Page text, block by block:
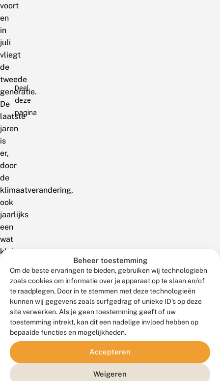
Beheer toestemming
Om de beste ervaringen te bieden, gebruiken wij technologieën
zoals cookies om informatie over je apparaat op te slaan en/of
te raadplegen. Door in te stemmen met deze technologieën
kunnen wij gegevens zoals surfgedrag of unieke ID's op deze
site verwerken. Als je geen toestemming geeft of uw
toestemming intrekt, kan dit een nadelige invloed hebben op
bepaalde functies en mogelijkheden.
Accepteren
Weigeren
voort
en
in
juli
vliegt
de
tweede
generatie.
De
laatste
jaren
is
er,
door
de
klimaatverandering,
ook
jaarlijks
een
wat
kleinere
generatie
die
vliegt
september.De
rupsen
zijn
specialisten
Deel
deze
pagina